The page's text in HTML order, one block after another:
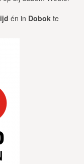
én in Dobok te